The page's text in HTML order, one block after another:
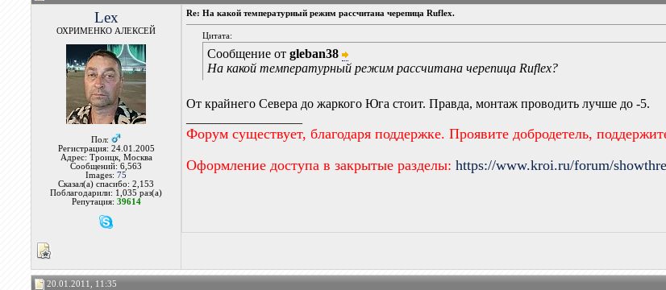
Lex
ОХРИМЕНКО АЛЕКСЕЙ
Пол:
Регистрация: 24.01.2005
Адрес: Троицк, Москва
Сообщений: 6,563
Images:75
Сказал(а) спасибо: 2,153
Поблагодарили: 1,035 раз(а)
Репутация: 39614
Re: На какой температурный режим рассчитана черепица Ruflex.
Цитата:
Сообщение отgleban38
На какой температурный режим рассчитана черепица Ruflex?
От крайнего Севера до жаркого Юга стоит. Правда, монтаж проводить лучше до -5.
Форум существует, благодаря поддержке. Проявите добродетель,
Оформление доступа в закрытые разделы:https://www.kroi.ru/forum/
20.01.2011, 11:35